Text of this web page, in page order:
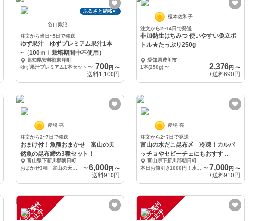
ふるさと納税可
谷口勇紀
注文から当日~5日で発送
ゆず果汁 ゆずプレミアム果汁1本
~（100ｍｌ栽培期間中不使用）
高知県安芸郡東洋町
ゆず果汁プレミアム1本セット 〜 700円〜
+送料1,100円
榎本佐和子
注文から2~14日で発送
非加熱生はちみつ 使いやすい倒立ボ
トル★たっぷり250g
愛知県豊川市
1本(250g)〜 2,376円 〜
+送料690円
愛場 亮
注文から2~7日で発送
おまけ付！魚種おまかせ 富山の天
然魚の昆布締め3種セット！
富山県下新川郡朝日町
〜6,000円〜
+送料910円
愛場 亮
注文から2~7日で発送
富山の水だこ昆布〆 冷凍！カルパ
ッチョやセビーチェにもおすす
め！
富山県下新川郡朝日町
〜7,000円 〜
+送料910円
注
文
受
付
停
止
中 注
文
受
付
停
止
中